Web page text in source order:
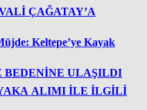
ÇAĞATAY’A
Keltepe’ye Kayak
BEDENİNE ULAŞILDI
ALIMI İLE İLGİLİ